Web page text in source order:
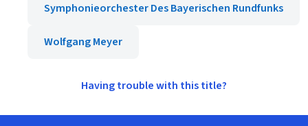
Symphonieorchester Des Bayerischen Rundfunks
Wolfgang Meyer
Having trouble with this title?